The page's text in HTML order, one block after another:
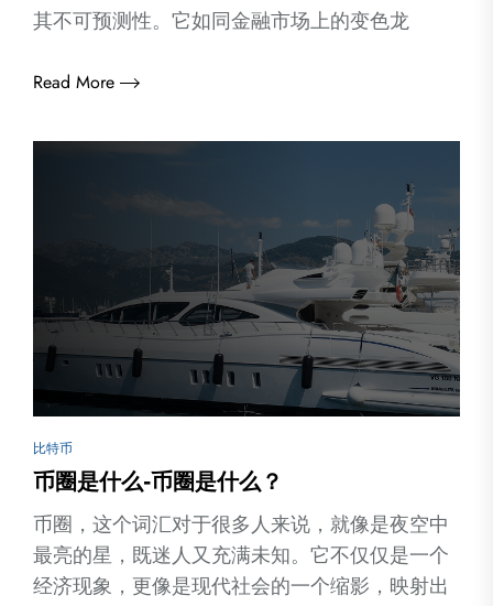
其不可预测性。它如同金融市场上的变色龙
Read More
比特币
币圈是什么-币圈是什么？
币圈，这个词汇对于很多人来说，就像是夜空中
最亮的星，既迷人又充满未知。它不仅仅是一个
经济现象，更像是现代社会的一个缩影，映射出